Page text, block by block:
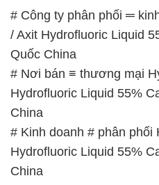
Hydrofluoric Liquid 55%
China
# Kinh doanh # phân phối
Hydrofluoric Liquid 55%
China
# Đơn vị cung ứng § phân
Axit Hydrofluoric Liquid
China